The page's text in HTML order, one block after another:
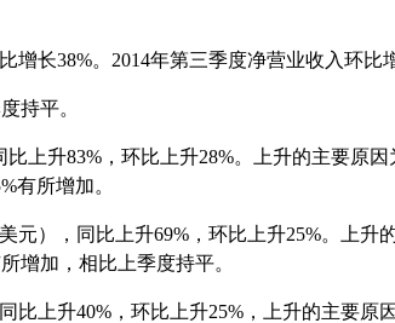
增长38%。 2014年第三季度净营业收入环比
持平。
比上升83% ，环比上升28%。上升的主要原
有所增加。
元），同比上升69% ，环比上升25%。上升
增加，相比上季度持平。
比上升40% ，环比上升25% ，上升的主要原